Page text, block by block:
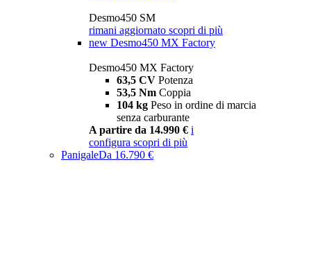
Desmo450 SM
rimani aggiornato scopri di più
new Desmo450 MX Factory
Desmo450 MX Factory
63,5 CV Potenza
53,5 Nm Coppia
104 kg Peso in ordine di marcia
senza carburante
A partire da 14.990 € i
configura scopri di più
PanigaleDa 16.790 €